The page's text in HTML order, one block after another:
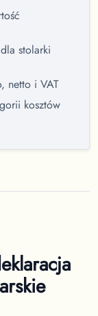
stolarki
netto i VAT
kosztów